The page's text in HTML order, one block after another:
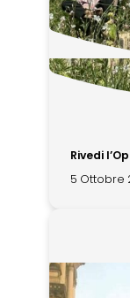
Rivedi
5 Ottobre